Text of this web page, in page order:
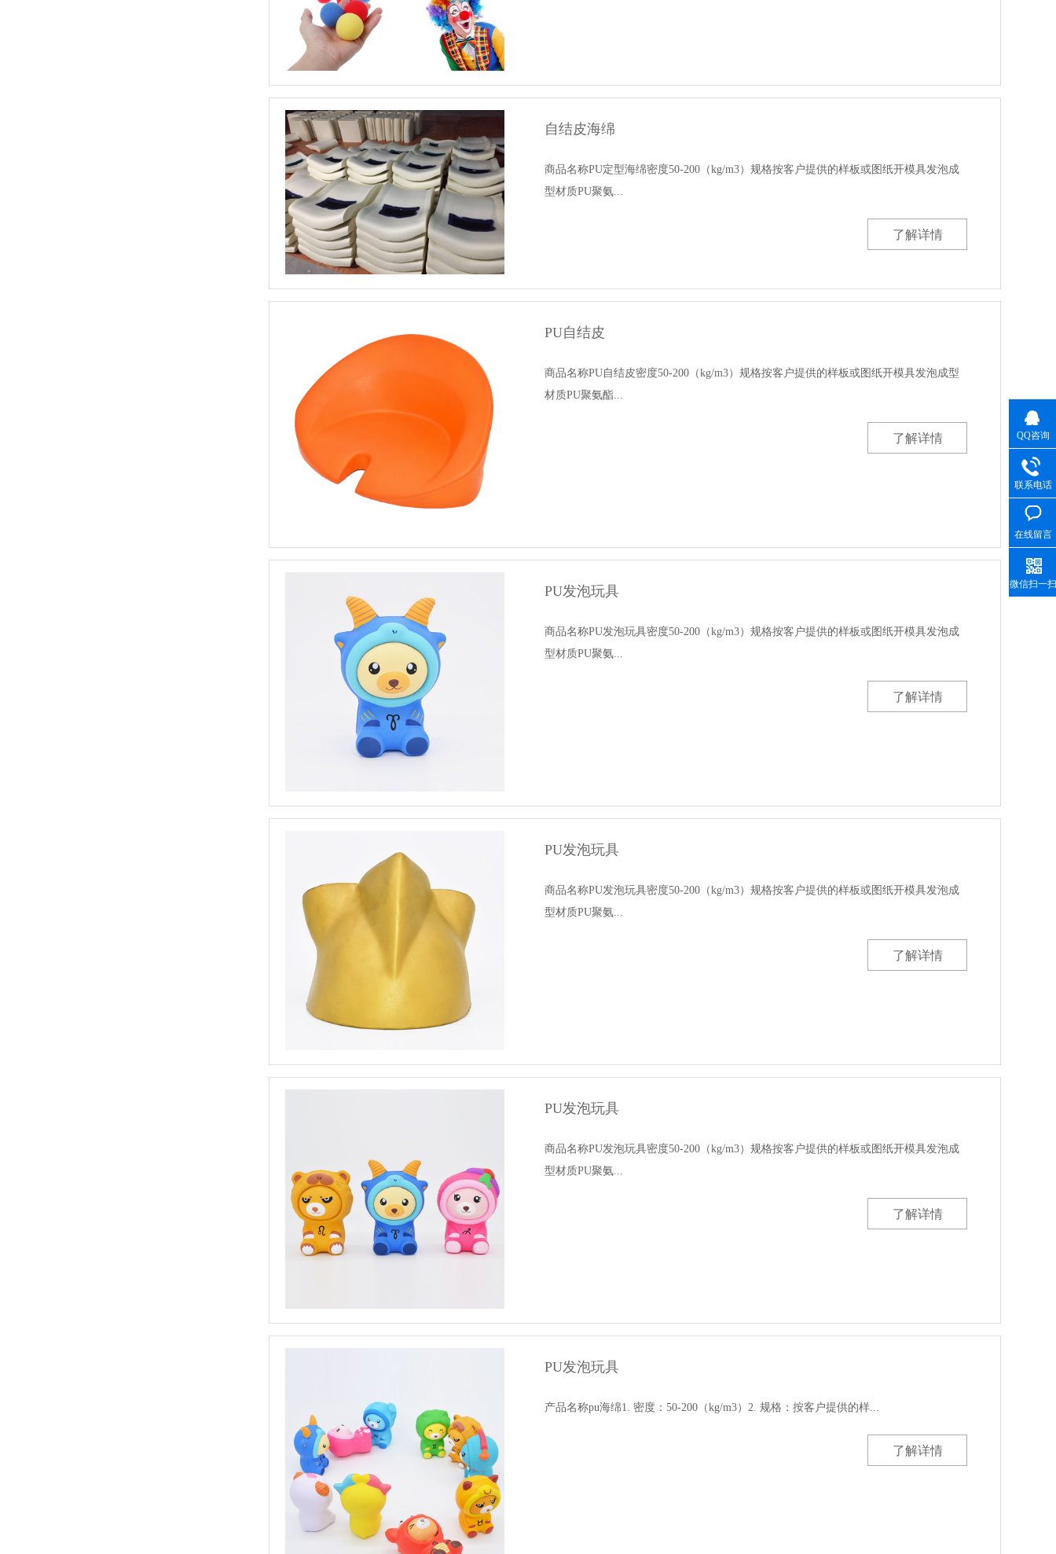
自结皮海绵
商品名称PU定型海绵密度50-200（kg/m3）规格按客户提供的样板或图纸开模具发泡成
型材质PU聚氨...
了解详情
PU自结皮
商品名称PU自结皮密度50-200（kg/m3）规格按客户提供的样板或图纸开模具发泡成型
材质PU聚氨酯...
了解详情
PU发泡玩具
商品名称PU发泡玩具密度50-200（kg/m3）规格按客户提供的样板或图纸开模具发泡成
型材质PU聚氨...
了解详情
PU发泡玩具
商品名称PU发泡玩具密度50-200（kg/m3）规格按客户提供的样板或图纸开模具发泡成
型材质PU聚氨...
了解详情
PU发泡玩具
商品名称PU发泡玩具密度50-200（kg/m3）规格按客户提供的样板或图纸开模具发泡成
型材质PU聚氨...
了解详情
PU发泡玩具
产品名称pu海绵1. 密度：50-200（kg/m3）2. 规格：按客户提供的样...
了解详情
QQ咨询
联系电话
在线留言
微信扫一扫